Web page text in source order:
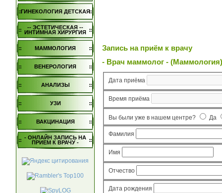
ГИНЕКОЛОГИЯ ДЕТСКАЯ
-- ЭСТЕТИЧЕСКАЯ --
ИНТИМНАЯ ХИРУРГИЯ
МАММОЛОГИЯ
ВЕНЕРОЛОГИЯ
АНАЛИЗЫ
УЗИ
ВАКЦИНАЦИЯ
- ОНЛАЙН ЗАПИСЬ НА
ПРИЕМ К ВРАЧУ -
Запись на приём к врачу
- Врач маммолог - (Маммология)
Дата приёма
Время приёма
Вы были уже в нашем центре? Да
Фамилия
Имя
Отчество
Дата рождения